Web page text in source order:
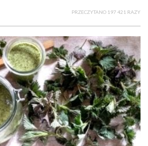
PRZECZYTANO 197 421 RAZY